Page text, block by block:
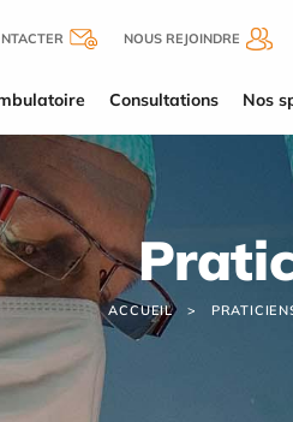
NOUS REJOINDRE
Consultations Nos
ACCUEIL